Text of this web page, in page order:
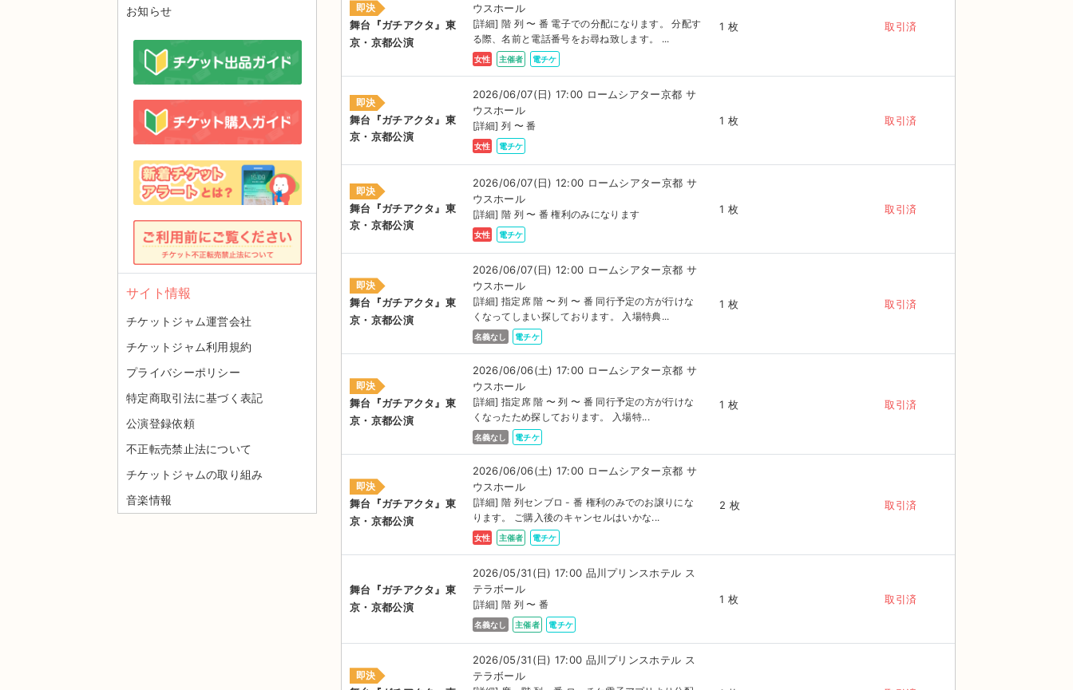
即決
舞台『ガチアクタ』東
京・京都公演
ウスホール
[詳細] 階 列 〜 番 電子での分配になります。 分配す
る際、名前と電話番号をお尋ね致します。 ...
女性 主催者 電チケ
1 枚 取引済
即決
舞台『ガチアクタ』東
京・京都公演
2026/06/07(日) 17:00 ロームシアター京都 サ
ウスホール
[詳細] 列 〜 番
女性 電チケ
1 枚 取引済
即決
舞台『ガチアクタ』東
京・京都公演
2026/06/07(日) 12:00 ロームシアター京都 サ
ウスホール
[詳細] 階 列 〜 番 権利のみになります
女性 電チケ
1 枚 取引済
即決
舞台『ガチアクタ』東
京・京都公演
2026/06/07(日) 12:00 ロームシアター京都 サ
ウスホール
[詳細] 指定席 階 〜 列 〜 番 同行予定の方が行けな
くなってしまい探しております。 入場特典...
名義なし 電チケ
1 枚 取引済
即決
舞台『ガチアクタ』東
京・京都公演
2026/06/06(土) 17:00 ロームシアター京都 サ
ウスホール
[詳細] 指定席 階 〜 列 〜 番 同行予定の方が行けな
くなったため探しております。 入場特...
名義なし 電チケ
1 枚 取引済
即決
舞台『ガチアクタ』東
京・京都公演
2026/06/06(土) 17:00 ロームシアター京都 サ
ウスホール
[詳細] 階 列センブロ - 番 権利のみでのお譲りにな
ります。 ご購入後のキャンセルはいかな...
女性 主催者 電チケ
2 枚 取引済
舞台『ガチアクタ』東
京・京都公演
2026/05/31(日) 17:00 品川プリンスホテル ス
テラボール
[詳細] 階 列 〜 番
名義なし 主催者 電チケ
1 枚 取引済
即決
2026/05/31(日) 17:00 品川プリンスホテル ス
テラボール
お知らせ
サイト情報
チケットジャム運営会社
チケットジャム利用規約
プライバシーポリシー
特定商取引法に基づく表記
公演登録依頼
不正転売禁止法について
チケットジャムの取り組み
音楽情報